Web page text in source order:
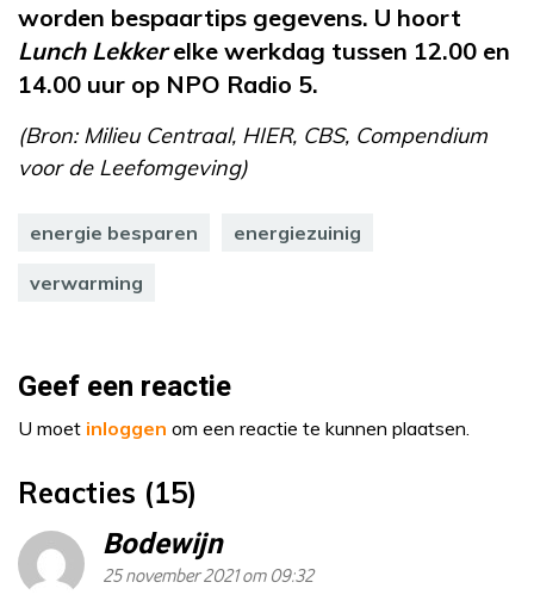
worden bespaartips gegevens. U hoort
Lunch Lekkerelke werkdag tussen 12.00 en
14.00 uur op NPO Radio 5.
(Bron: Milieu Centraal, HIER, CBS, Compendium
voor de Leefomgeving)
energie besparen energiezuinig
verwarming
Geef een reactie
U moet inloggen om een reactie te kunnen plaatsen.
Reacties (15)
Bodewijn
25 november 2021 om 09:32